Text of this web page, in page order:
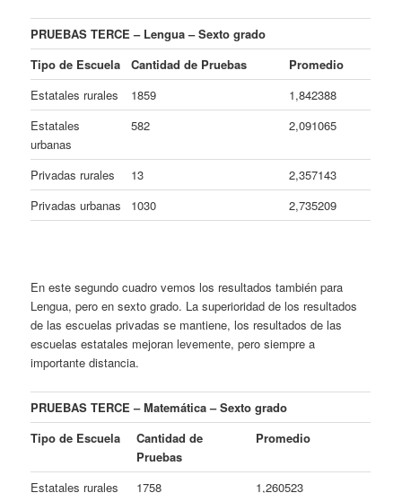
PRUEBAS TERCE – Lengua – Sexto grado
Tipo de Escuela
Cantidad de Pruebas
Promedio
Estatales rurales
1859
1,842388
Estatales
urbanas
582 2,091065
Privadas rurales 13
2,357143
Privadas urbanas
1030 2,735209
En este segundo cuadro vemos los resultados también para
Lengua, pero en sexto grado. La superioridad de los resultados
de las escuelas privadas se mantiene, los resultados de las
escuelas estatales mejoran levemente, pero siempre a
importante distancia.
PRUEBAS TERCE – Matemática – Sexto grado
Tipo de Escuela
Cantidad de
Pruebas
Promedio
Estatales rurales 1758
1,260523